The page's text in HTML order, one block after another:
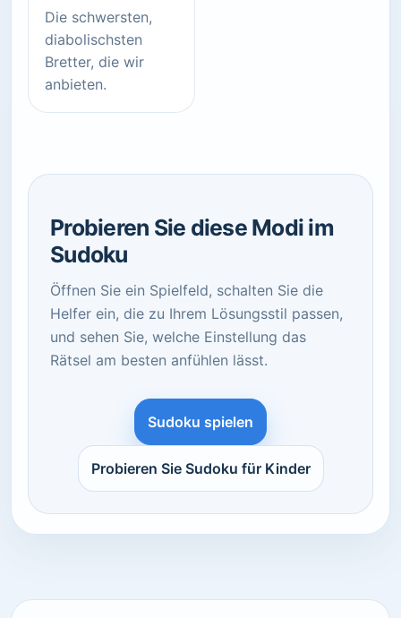
Die schwersten,
diabolischsten
Bretter, die wir
anbieten.
Probieren Sie diese Modi im
Sudoku
Öffnen Sie ein Spielfeld, schalten Sie die
Helfer ein, die zu Ihrem Lösungsstil passen,
und sehen Sie, welche Einstellung das
Rätsel am besten anfühlen lässt.
Sudoku spielen
Probieren Sie Sudoku für Kinder